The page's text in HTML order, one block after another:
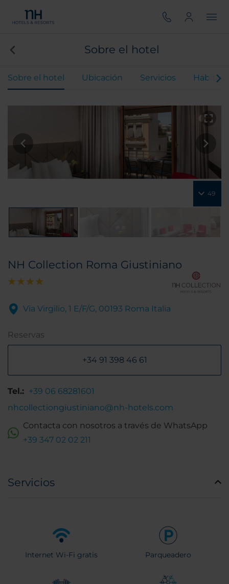
Sobre el hotel
Sobre el hotel Ubicación Servicios
49
NH Collection Roma Giustiniano
Via Virgilio, 1 E/F/G, 00193 Roma Italia
Reservas
+34 91 398 46 61
Tel.: +39 06 68281601
nhcollectiongiustiniano@nh-hotels.com
Contacta con nosotros a través de WhatsApp
+39 347 02 02 211
Servicios
Internet Wi-Fi gratis Parqueadero